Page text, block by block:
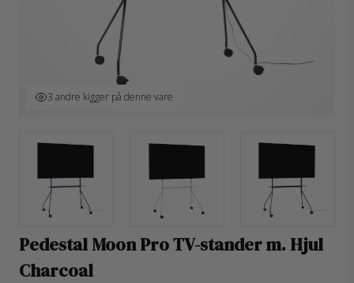
3 andre kigger på denne vare
Pedestal Moon Pro TV-stander m. Hjul
Charcoal